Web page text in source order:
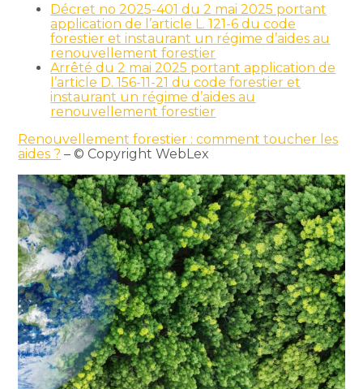
Décret no 2025-401 du 2 mai 2025 portant
application de l’article L. 121-6 du code
forestier et instaurant un régime d’aides au
renouvellement forestier
Arrêté du 2 mai 2025 portant application de
l’article D. 156-11-21 du code forestier et
instaurant un régime d’aides au
renouvellement forestier
Renouvellement forestier : comment toucher les
aides ? – © Copyright WebLex